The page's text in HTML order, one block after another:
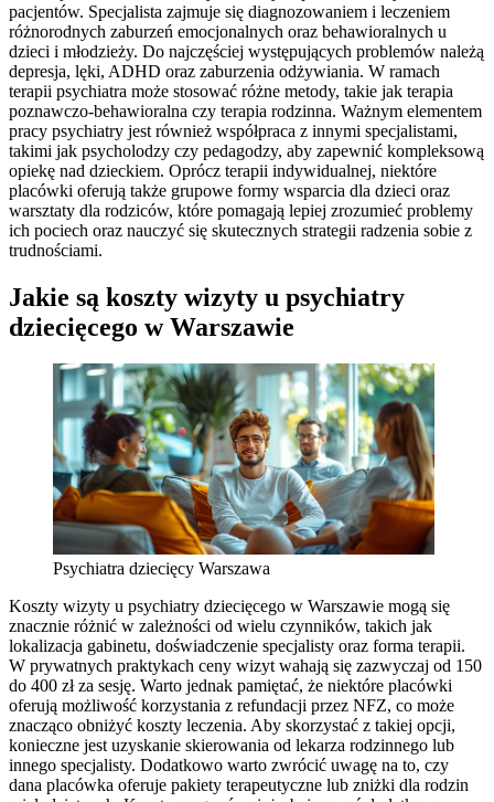
pacjentów. Specjalista zajmuje się diagnozowaniem i leczeniem
różnorodnych zaburzeń emocjonalnych oraz behawioralnych u
dzieci i młodzieży. Do najczęściej występujących problemów należą
depresja, lęki, ADHD oraz zaburzenia odżywiania. W ramach
terapii psychiatra może stosować różne metody, takie jak terapia
poznawczo-behawioralna czy terapia rodzinna. Ważnym elementem
pracy psychiatry jest również współpraca z innymi specjalistami,
takimi jak psycholodzy czy pedagodzy, aby zapewnić kompleksową
opiekę nad dzieckiem. Oprócz terapii indywidualnej, niektóre
placówki oferują także grupowe formy wsparcia dla dzieci oraz
warsztaty dla rodziców, które pomagają lepiej zrozumieć problemy
ich pociech oraz nauczyć się skutecznych strategii radzenia sobie z
trudnościami.
Jakie są koszty wizyty u psychiatry
dziecięcego w Warszawie
Psychiatra dziecięcy Warszawa
Koszty wizyty u psychiatry dziecięcego w Warszawie mogą się
znacznie różnić w zależności od wielu czynników, takich jak
lokalizacja gabinetu, doświadczenie specjalisty oraz forma terapii.
W prywatnych praktykach ceny wizyt wahają się zazwyczaj od 150
do 400 zł za sesję. Warto jednak pamiętać, że niektóre placówki
oferują możliwość korzystania z refundacji przez NFZ, co może
znacząco obniżyć koszty leczenia. Aby skorzystać z takiej opcji,
konieczne jest uzyskanie skierowania od lekarza rodzinnego lub
innego specjalisty. Dodatkowo warto zwrócić uwagę na to, czy
dana placówka oferuje pakiety terapeutyczne lub zniżki dla rodzin